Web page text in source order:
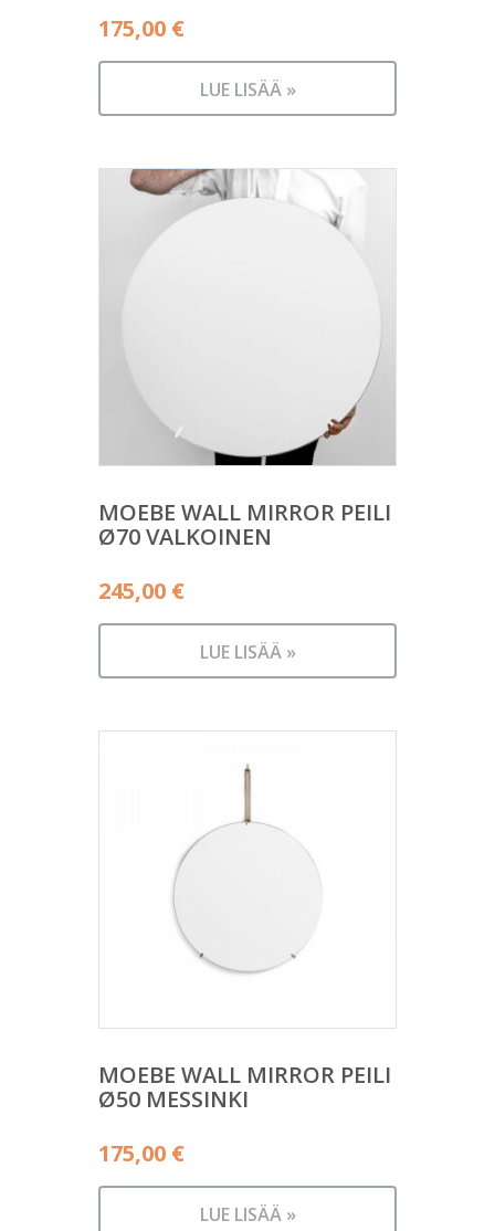
175,00 €
LUE LISÄÄ »
MOEBE WALL MIRROR PEILI
Ø70 VALKOINEN
245,00 €
LUE LISÄÄ »
MOEBE WALL MIRROR PEILI
Ø50 MESSINKI
175,00 €
LUE LISÄÄ »